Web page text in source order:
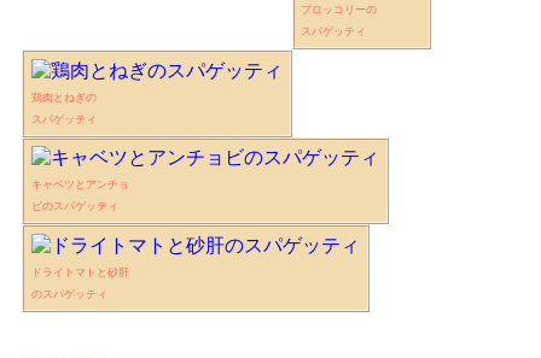
ブロッコリーの
スパゲッティ
鶏肉とねぎの
スパゲッティ
キャベツとアンチョ
ビのスパゲッティ
ドライトマトと砂肝
のスパゲッティ